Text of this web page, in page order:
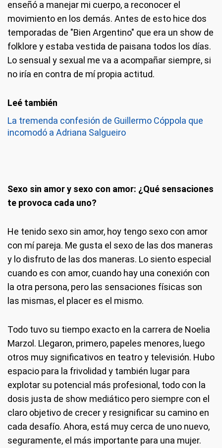
enseñó a manejar mi cuerpo, a reconocer el
movimiento en los demás. Antes de esto hice dos
temporadas de "Bien Argentino" que era un show de
folklore y estaba vestida de paisana todos los días.
Lo sensual y sexual me va a acompañar siempre, si
no iría en contra de mí propia actitud.
La tremenda confesión de Guillermo Cóppola que
incomodó a Adriana Salgueiro
Sexo sin amor y sexo con amor: ¿Qué sensaciones
te provoca cada uno?
He tenido sexo sin amor, hoy tengo sexo con amor
con mí pareja. Me gusta el sexo de las dos maneras
y lo disfruto de las dos maneras. Lo siento especial
cuando es con amor, cuando hay una conexión con
la otra persona, pero las sensaciones físicas son
las mismas, el placer es el mismo.
Todo tuvo su tiempo exacto en la carrera de Noelia
Marzol. Llegaron, primero, papeles menores, luego
otros muy significativos en teatro y televisión. Hubo
espacio para la frivolidad y también lugar para
explotar su potencial más profesional, todo con la
dosis justa de show mediático pero siempre con el
claro objetivo de crecer y resignificar su camino en
cada desafío. Ahora, está muy cerca de uno nuevo,
seguramente, el más importante para una mujer.